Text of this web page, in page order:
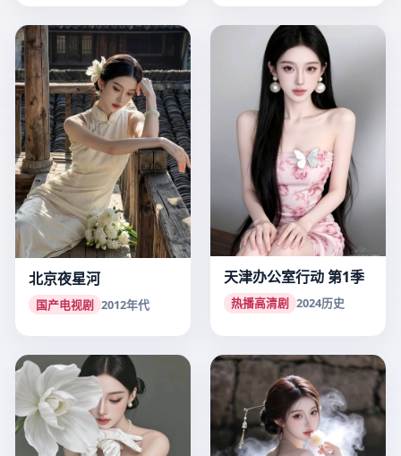
北京夜星河
国产电视剧 2012年代
天津办公室行动 第1季
热播高清剧 2024历史